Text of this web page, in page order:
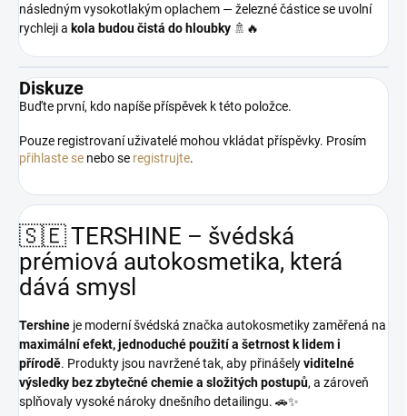
následným vysokotlakým oplachem — železné částice se uvolní
rychleji a kola budou čistá do hloubky 🚿🔥
Diskuze
Buďte první, kdo napíše příspěvek k této položce.
Pouze registrovaní uživatelé mohou vkládat příspěvky. Prosím
přihlaste se nebo se registrujte.
🇸🇪 TERSHINE – švédská
prémiová autokosmetika, která
dává smysl
Tershine je moderní švédská značka autokosmetiky zaměřená na
maximální efekt, jednoduché použití a šetrnost k lidem i
přírodě. Produkty jsou navržené tak, aby přinášelyviditelné
výsledky bez zbytečné chemie a složitých postupů, a zároveň
splňovaly vysoké nároky dnešního detailingu. 🚗✨